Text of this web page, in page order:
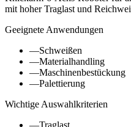
mit hoher Traglast und
Geeignete Anwendungen
—Schweißen
—Materialhandling
—Maschinenbestückung
—Palettierung
Wichtige Auswahlkriterien